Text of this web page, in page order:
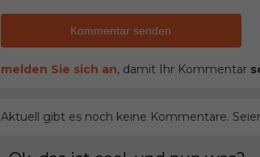
Kommentar senden
melden Sie sich an, damit Ihr Kommentar
Aktuell gibt es noch keine Kommentare.